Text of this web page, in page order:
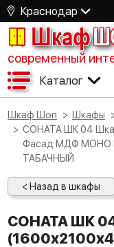
Краснодар
Шкаф
современный
Каталог
Шкаф Шоп Шкафы
СОНАТА ШК 04 Шкаф 4-х створчатый (1600х2100х460)
Фасад МДФ МОНО
ТАБАЧНЫЙ
< Назад в шкафы
СОНАТА ШК 04 Шкаф 4-х створчатый